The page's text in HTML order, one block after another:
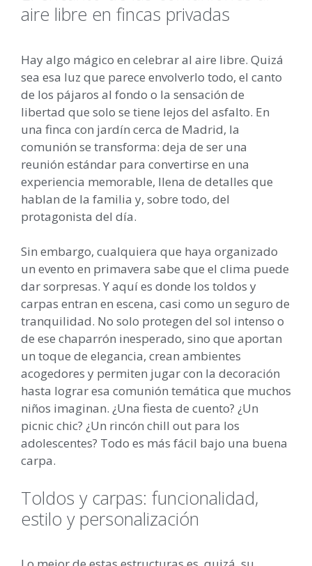
aire libre en fincas privadas
Hay algo mágico en celebrar al aire libre. Quizá
sea esa luz que parece envolverlo todo, el canto
de los pájaros al fondo o la sensación de
libertad que solo se tiene lejos del asfalto. En
una finca con jardín cerca de Madrid, la
comunión se transforma: deja de ser una
reunión estándar para convertirse en una
experiencia memorable, llena de detalles que
hablan de la familia y, sobre todo, del
protagonista del día.
Sin embargo, cualquiera que haya organizado
un evento en primavera sabe que el clima puede
dar sorpresas. Y aquí es donde los toldos y
carpas entran en escena, casi como un seguro de
tranquilidad. No solo protegen del sol intenso o
de ese chaparrón inesperado, sino que aportan
un toque de elegancia, crean ambientes
acogedores y permiten jugar con la decoración
hasta lograr esa comunión temática que muchos
niños imaginan. ¿Una fiesta de cuento? ¿Un
picnic chic? ¿Un rincón chill out para los
adolescentes? Todo es más fácil bajo una buena
carpa.
Toldos y carpas: funcionalidad,
estilo y personalización